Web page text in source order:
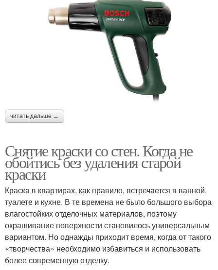
читать дальше →
Снятие краски со стен. Когда не
обойтись без удаления старой
краски
Краска в квартирах, как правило, встречается в ванной,
туалете и кухне. В те времена не было большого выбора
влагостойких отделочных материалов, поэтому
окрашивание поверхности становилось универсальным
вариантом. Но однажды приходит время, когда от такого
«творчества» необходимо избавиться и использовать
более современную отделку.